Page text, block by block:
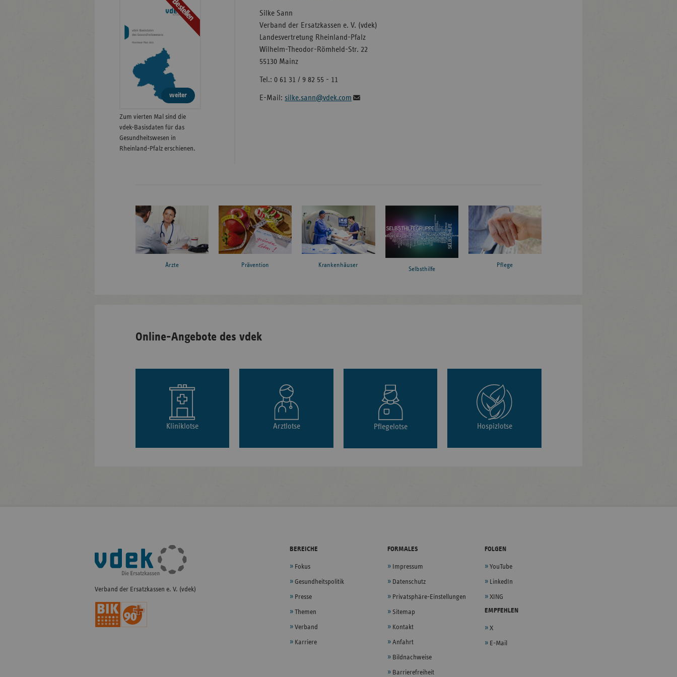
Silke Sann
Verband der Ersatzkassen e. V. (vdek)
Landesvertretung Rheinland-Pfalz
Wilhelm-Theodor-Römheld-Str. 22
55130 Mainz
Tel.: 0 61 31 / 9 82 55 - 11
E-Mail: silke.sann@vdek.com
Bestellen
weiter
Zum vierten Mal sind die
vdek-Basisdaten für das
Gesundheitswesen in
Rheinland-Pfalz erschienen.
Ärzte Prävention Krankenhäuser
Selbsthilfe
Pflege
Online-Angebote des vdek
Kliniklotse Arztlotse Pflegelotse Hospizlotse
Fußleisten-
Navigation
Verband der Ersatzkassen e. V. (vdek)
BEREICHE
Fokus
Gesundheitspolitik
Presse
Themen
Verband
Karriere
FORMALES
Impressum
Datenschutz
Privatsphäre-Einstellungen
Sitemap
Kontakt
Anfahrt
Bildnachweise
Barrierefreiheit
FOLGEN
YouTube
LinkedIn
XING
EMPFEHLEN
X
E-Mail